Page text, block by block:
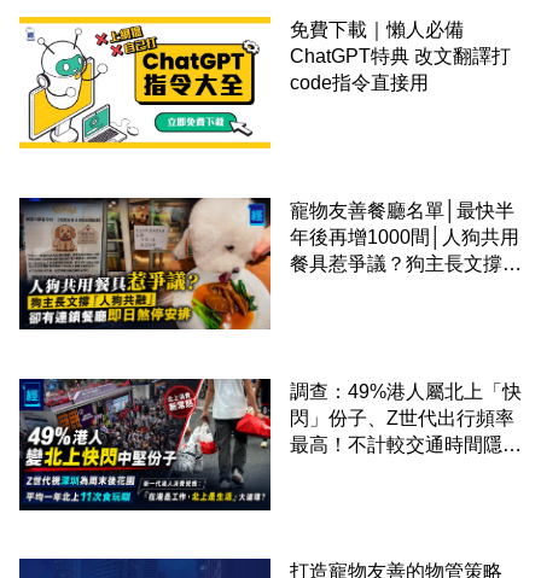
免費下載｜懶人必備
ChatGPT特典 改文翻譯打
code指令直接用
寵物友善餐廳名單│最快半
年後再增1000間│人狗共用
餐具惹爭議？狗主長文撐
調查：49%港人屬北上「快
閃」份子、Z世代出行頻率
最高！不計較交通時間隱形
打造寵物友善的物管策略